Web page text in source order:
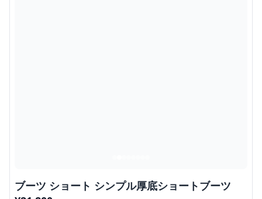
ブーツ ショート シンプル厚底ショートブーツ